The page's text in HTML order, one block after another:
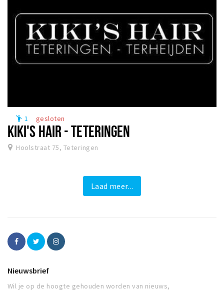
emoji_people 1 gesloten
KIKI'S HAIR - TETERINGEN
Hoolstraat 75, Teteringen
Laad meer...
Nieuwsbrief
Wil je op de hoogte gehouden worden van nieuws,